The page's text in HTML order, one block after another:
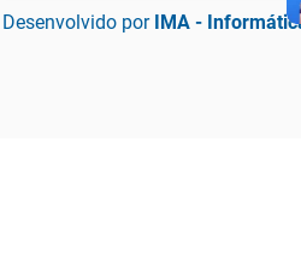
Desenvolvido por IMA -